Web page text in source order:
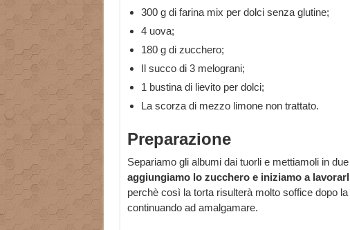
300 g di farina mix per dolci senza glutine;
4 uova;
180 g di zucchero;
Il succo di 3 melograni;
1 bustina di lievito per dolci;
La scorza di mezzo limone non trattato.
Preparazione
Separiamo gli albumi dai tuorli e mettiamoli in
aggiungiamo lo zucchero e iniziamo a
perchè così la torta risulterà molto soffice dopo
continuando ad amalgamare.